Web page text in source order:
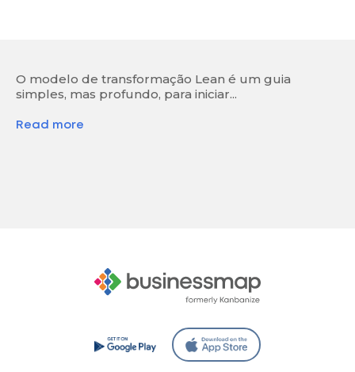
O modelo de transformação Lean é um guia
simples, mas profundo, para iniciar...
Read more